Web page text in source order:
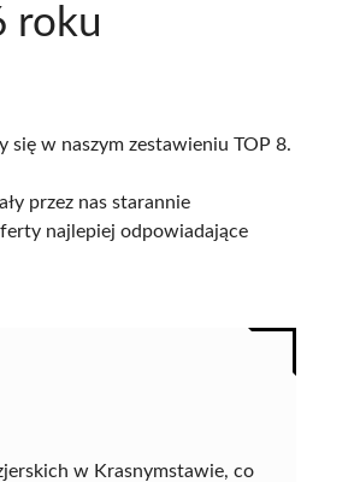
roku
się w naszym zestawieniu TOP 8.
przez nas starannie
najlepiej odpowiadające
w Krasnymstawie, co